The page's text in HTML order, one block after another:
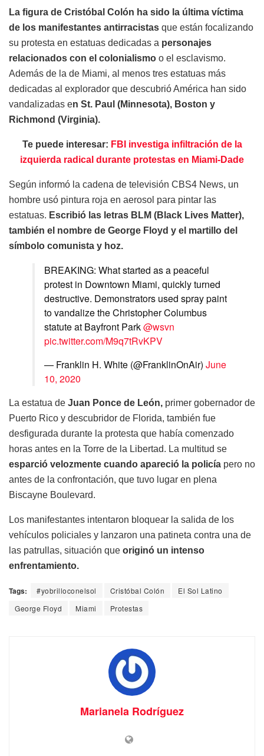
La figura de Cristóbal Colón ha sido la última víctima
de los manifestantes antirracistas que están focalizando
su protesta en estatuas dedicadas a personajes
relacionados con el colonialismo o el esclavismo.
Además de la de Miami, al menos tres estatuas más
dedicadas al explorador que descubrió América han sido
vandalizadas en St. Paul (Minnesota), Boston y
Richmond (Virginia).
Te puede interesar: FBI investiga infiltración de la
izquierda radical durante protestas en Miami-Dade
Según informó la cadena de televisión CBS4 News, un
hombre usó pintura roja en aerosol para pintar las
estatuas. Escribió las letras BLM (Black Lives Matter),
también el nombre de George Floyd y el martillo del
símbolo comunista y hoz.
BREAKING: What started as a peaceful
protest in Downtown Miami, quickly turned
destructive. Demonstrators used spray paint
to vandalize the Christopher Columbus
statute at Bayfront Park@wsvn
pic.twitter.com/M9q7tRvKPV
— Franklin H. White (@FranklinOnAir) June
10, 2020
La estatua de Juan Ponce de León, primer gobernador de
Puerto Rico y descubridor de Florida, también fue
desfigurada durante la protesta que había comenzado
horas antes en la Torre de la Libertad. La multitud se
esparció velozmente cuando apareció la policía pero no
antes de la confrontación, que tuvo lugar en plena
Biscayne Boulevard.
Los manifestantes intentaron bloquear la salida de los
vehículos policiales y lanzaron una patineta contra una de
las patrullas, situación que originó un intenso
enfrentamiento.
Tags: #yobrilloconelsol Cristóbal Colón
El Sol Latino
George Floyd
Miami Protestas
Marianela Rodríguez